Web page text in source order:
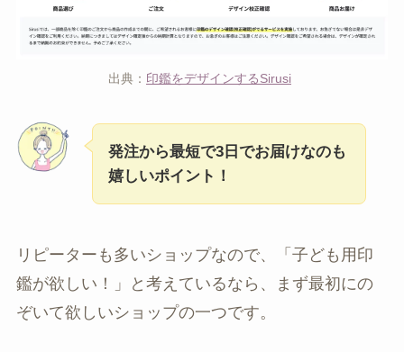
出典： 印鑑をデザインするSirusi
発注から最短で3日でお届けなのも
嬉しいポイント！
リピーターも多いショップなので、「子ども用印
鑑が欲しい！」と考えているなら、まず最初にの
ぞいて欲しいショップの一つです。